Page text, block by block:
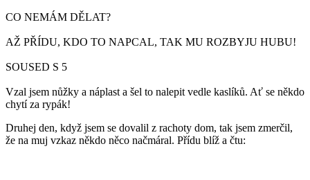
CO NEMÁM DĚLAT?
AŽ PŘÍDU, KDO TO NAPCAL, TAK MU ROZBYJU HUBU!
SOUSED S 5
Vzal jsem nůžky a náplast a šel to nalepit vedle kaslíků. Ať se někdo
chytí za rypák!
Druhej den, když jsem se dovalil z rachoty dom, tak jsem zmerčil,
že na muj vzkaz někdo něco načmáral. Přídu blíž a čtu: